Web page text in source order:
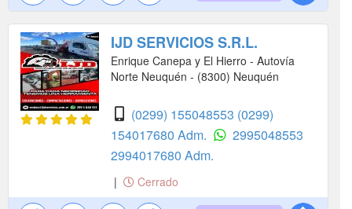
IJD SERVICIOS S.R.L.
Enrique Canepa y El Hierro - Autovía
Norte Neuquén - (8300) Neuquén
(0299) 155048553 (0299)
154017680 Adm.
2995048553
2994017680 Adm.
| Cerrado